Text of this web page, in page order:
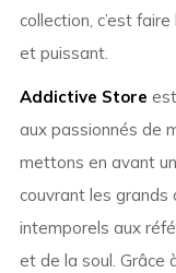
collection, c’est
et puissant.
Addictive Store
aux passionnés de
mettons en avant
couvrant les grands
intemporels aux
et de la soul. Grâce